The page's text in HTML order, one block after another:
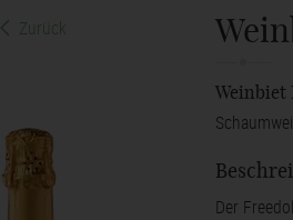
Zurück
Weinbiet
Der